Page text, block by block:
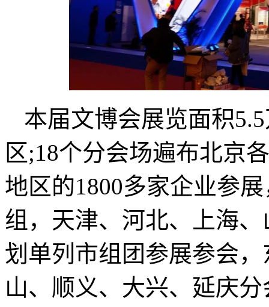
本届文博会展览面积
区;18个分会场遍布北京
地区的1800多家企业参
组，天津、河北、上海
划单列市组团参展参会
山、顺义、大兴、延庆